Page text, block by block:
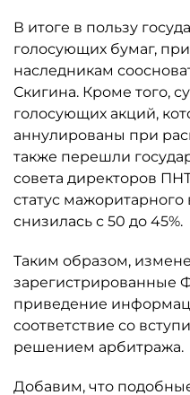
В итоге в пользу
голосующих бумаг,
наследникам
Скигина. Кроме того,
голосующих акций,
аннулированы при
также перешли
совета директоров
статус мажоритарного
снизилась с 50 до 45%.
Таким образом,
зарегистрированные
приведение
соответствие со
решением арбитража.
Добавим, что